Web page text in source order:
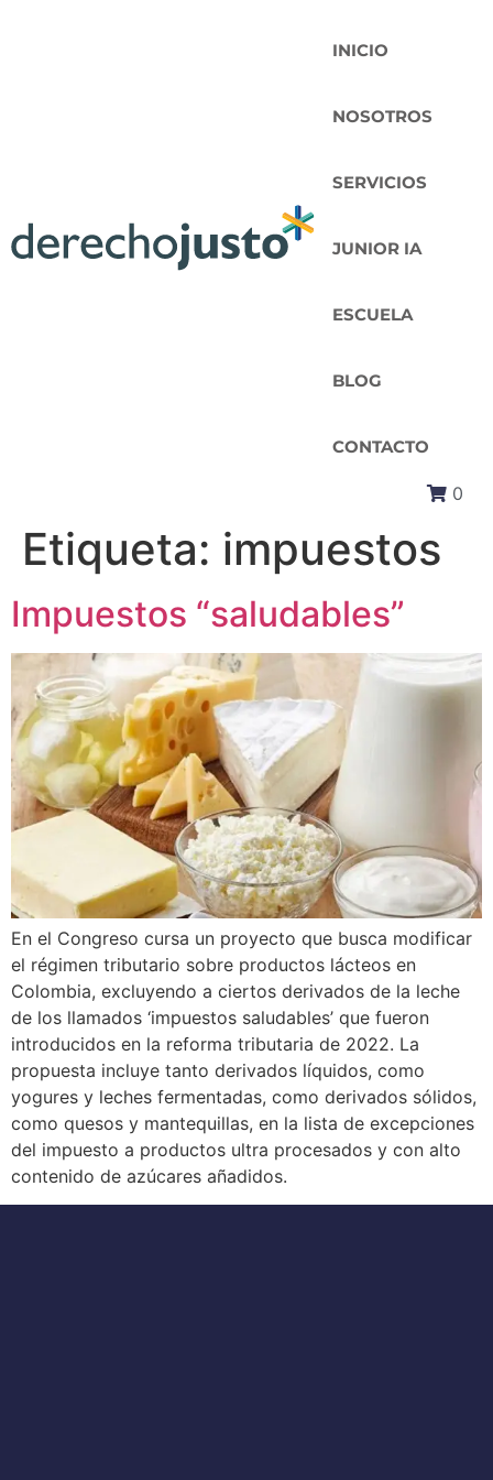
INICIO
NOSOTROS
SERVICIOS
JUNIOR IA
ESCUELA
BLOG
CONTACTO
0
Etiqueta: impuestos
Impuestos “saludables”
En el Congreso cursa un proyecto que busca modificar
el régimen tributario sobre productos lácteos en
Colombia, excluyendo a ciertos derivados de la leche
de los llamados ‘impuestos saludables’ que fueron
introducidos en la reforma tributaria de 2022. La
propuesta incluye tanto derivados líquidos, como
yogures y leches fermentadas, como derivados sólidos,
como quesos y mantequillas, en la lista de excepciones
del impuesto a productos ultra procesados y con alto
contenido de azúcares añadidos.